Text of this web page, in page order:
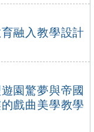
融入教學設計
園驚夢與帝國
戲曲美學教學